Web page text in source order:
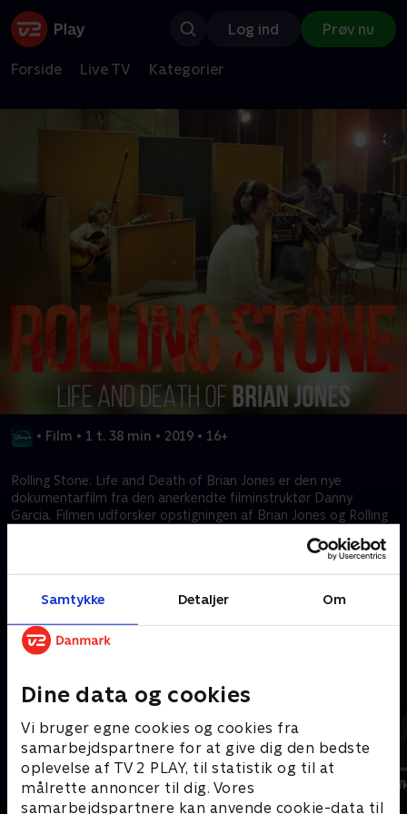
Samtykke Detaljer Om
Dine data og cookies
Vi bruger egne cookies og cookies fra
samarbejdspartnere for at give dig den bedste
oplevelse af TV 2 PLAY, til statistik og til at
målrette annoncer til dig. Vores
samarbejdspartnere kan anvende cookie-data til
Log ind Prøv nu
Forside Live TV Kategorier
• Film • 1 t. 38 min • 2019 • 16+
Rolling Stone: Life and Death of Brian Jones er den nye
dokumentarfilm fra den anerkendte filminstruktør Danny
Garcia. Filmen udforsker opstigningen af Brian Jones og Rolling
interessant og afslørende billede af den skæbnesvangre
Kræver tilkøb
Mere indhold fra Disney+